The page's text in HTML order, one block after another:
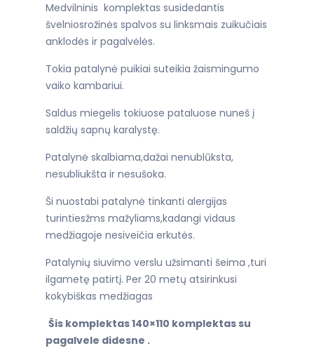
Medvilninis komplektas susidedantis
švelniosrožinės spalvos su linksmais zuikučiais
anklodės ir pagalvėlės.
Tokia patalynė puikiai suteikia žaismingumo
vaiko kambariui.
Saldus miegelis tokiuose pataluose nuneš į
saldžių sapnų karalystę.
Patalynė skalbiama,dažai nenublūksta,
nesubliukšta ir nesušoka.
Ši nuostabi patalynė tinkanti alergijas
turintiesžms mažyliams,kadangi vidaus
medžiagoje nesiveičia erkutės.
Patalynių siuvimo verslu užsimanti šeima ,turi
ilgametę patirtį. Per 20 metų atsirinkusi
kokybiškas medžiagas
Šis komplektas 140×110 komplektas su
pagalvele didesne .